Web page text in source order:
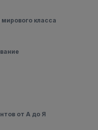
класса
от А до Я